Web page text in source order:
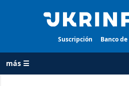
Suscripción Banco
más ☰